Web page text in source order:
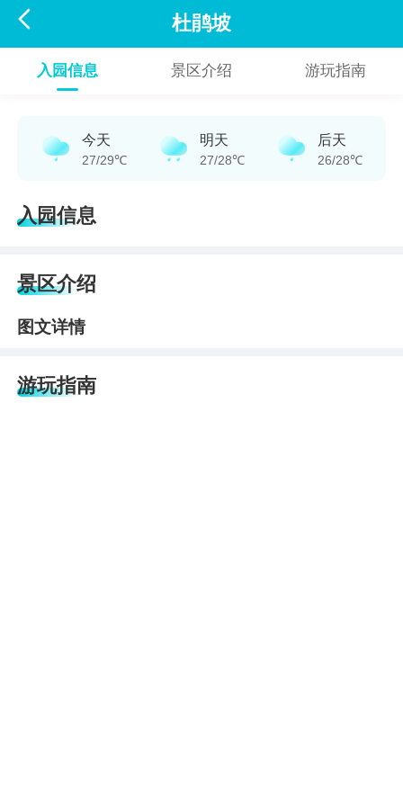
 杜鹃坡
入园信息 景区介绍 游玩指南
今天
27/29℃
明天
27/28℃
后天
26/28℃
入园信息
景区介绍
图文详情
游玩指南